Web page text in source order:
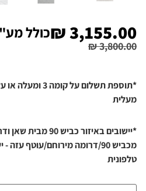
₪3,800.00
₪3,155.00 כולל
מעלית
*יישובים באיזור
מכביש 90/דרומה מירוחם/עוטף
טלפונית